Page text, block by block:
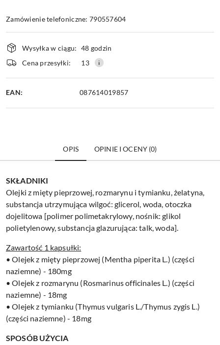
Zamówienie telefoniczne: 790557604
Dostępność
i
dostawa
Wysyłka w ciągu: 48 godzin
Cena przesyłki:
13
EAN: 087614019857
OPIS OPINIE I OCENY (0)
SKŁADNIKI
Olejki z mięty pieprzowej, rozmarynu i tymianku, żelatyna,
substancja utrzymująca wilgoć: glicerol, woda, otoczka
dojelitowa [polimer polimetakrylowy, nośnik: glikol
polietylenowy, substancja glazurująca: talk, woda].
Zawartość 1 kapsułki:
• Olejek z mięty pieprzowej (Mentha piperita L.) (części
naziemne) - 180mg
• Olejek z rozmarynu (Rosmarinus officinales L.) (części
naziemne) - 18mg
• Olejek z tymianku (Thymus vulgaris L./Thymus zygis L.)
(części naziemne) - 18mg
SPOSÓB UŻYCIA